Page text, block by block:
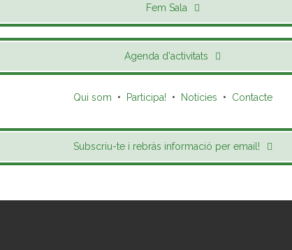
Fem Sala
Agenda d'activitats
Qui som • Participa! • Notícies • Contacte
Subscriu-te i rebràs informació per email!